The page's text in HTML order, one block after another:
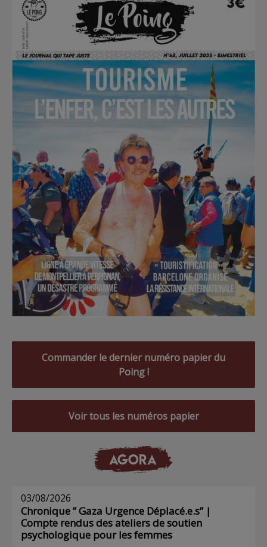
Commander le dernier numéro papier du
Poing !
Voir tous les numéros papier
AGORA
03/08/2026
Chronique ” Gaza Urgence Déplacé.e.s” |
Compte rendus des ateliers de soutien
psychologique pour les femmes